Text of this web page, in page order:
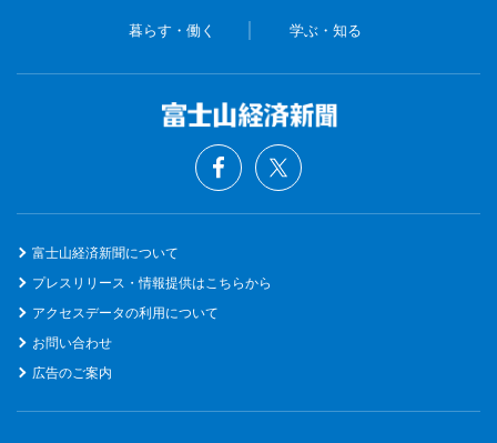
暮らす・働く 学ぶ・知る
富士山経済新聞について
プレスリリース・情報提供はこちらから
アクセスデータの利用について
お問い合わせ
広告のご案内